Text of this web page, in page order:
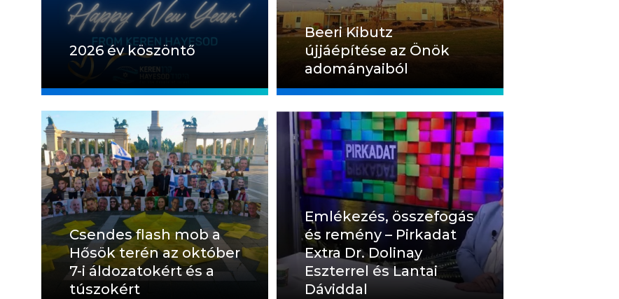
2026 év köszöntő
Beeri Kibutz
újjáépítése az Önök
adományaiból
Csendes flash mob a
Hősök terén az október
7-i áldozatokért és a
túszokért
Emlékezés, összefogás
és remény – Pirkadat
Extra Dr. Dolinay
Eszterrel és Lantai
Dáviddal